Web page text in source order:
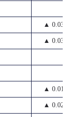
▲ 0.036
▲ 0.038
▲ 0.015
▲ 0.025